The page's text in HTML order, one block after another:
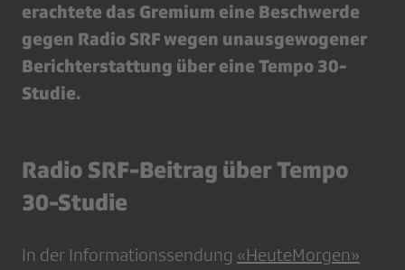
erachtete das Gremium eine Beschwerde
gegen Radio SRF wegen unausgewogener
Berichterstattung über eine Tempo 30-
Studie.
Radio SRF-Beitrag über Tempo
30-Studie
In der Informationssendung «HeuteMorgen»